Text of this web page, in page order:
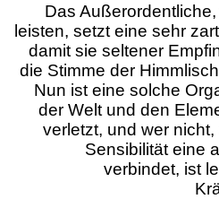
Das
leisten, setzt eine sehr
damit sie seltener
die Stimme der
Nun ist eine solche
der Welt und den
verletzt, und wer
Sensibilität eine
verbindet, ist